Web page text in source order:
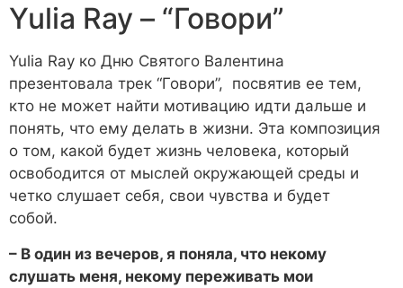
Yulia Ray – “Говори”
Yulia Ray ко Дню Святого Валентина
презентовала трек “Говори”, посвятив ее тем,
кто не может найти мотивацию идти дальше и
понять, что ему делать в жизни. Эта композиция
о том, какой будет жизнь человека, который
освободится от мыслей окружающей среды и
четко слушает себя, свои чувства и будет
собой.
– В один из вечеров, я поняла, что некому
слушать меня, некому переживать мои